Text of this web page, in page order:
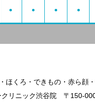
● ● ● ●
ほくろ・できもの・赤ら顔
クリニック渋谷院 〒150-